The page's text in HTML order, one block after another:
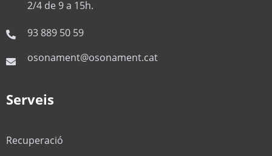
2/4 de 9 a 15h.
93 889 50 59
osonament@osonament.cat
Serveis
Recuperació